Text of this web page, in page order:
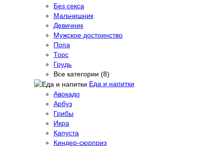
Без секса
Мальчишник
Девичник
Мужское достоинство
Попа
Торс
Грудь
Все категории (8)
Еда и напитки
Авокадо
Арбуз
Грибы
Икра
Капуста
Киндер-сюрприз